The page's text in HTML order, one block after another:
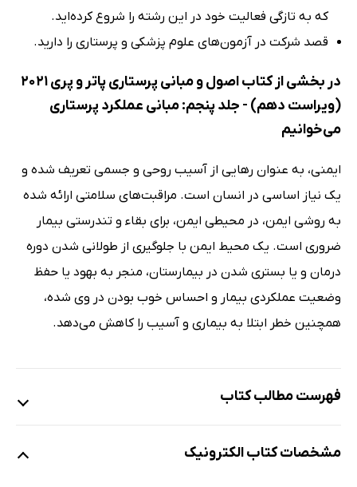
که به تازگی فعالیت خود در این رشته را شروع کرده‌اید.
قصد شرکت در آزمون‌های علوم پزشکی و پرستاری را دارید.
در بخشی از کتاب اصول و مبانی پرستاری پاتر و پری 2021
(ویراست دهم) - جلد پنجم: مبانی عملکرد پرستاری
می‌خوانیم
ایمنی، به عنوان رهایی از آسیب روحی و جسمی تعریف شده و
یک نیاز اساسی در انسان است. مراقبت‌های سلامتی ارائه شده
به روشی ایمن، در محیطی ایمن، برای بقاء و تندرستی بیمار
ضروری است. یک محیط ایمن با جلوگیری از طولانی شدن دوره
درمان و یا بستری شدن در بیمارستان، منجر به بهود یا حفظ
وضعیت عملکردی بیمار و احساس خوب بودن در وی شده،
همچنین خطر ابتلا به بیماری و آسیب را کاهش می‌دهد.
فهرست مطالب کتاب
مشخصات کتاب الکترونیک